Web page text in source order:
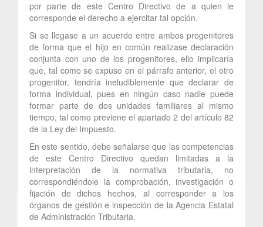
por parte de este Centro Directivo de a quien le
corresponde el derecho a ejercitar tal opción.
Si se llegase a un acuerdo entre ambos progenitores
de forma que el hijo en común realizase declaración
conjunta con uno de los progenitores, ello implicaría
que, tal como se expuso en el párrafo anterior, el otro
progenitor, tendría ineludiblemente que declarar de
forma individual, pues en ningún caso nadie puede
formar parte de dos unidades familiares al mismo
tiempo, tal como previene el apartado 2 del artículo 82
de la Ley del Impuesto.
En este sentido, debe señalarse que las competencias
de este Centro Directivo quedan limitadas a la
interpretación de la normativa tributaria, no
correspondiéndole la comprobación, investigación o
fijación de dichos hechos, al corresponder a los
órganos de gestión e inspección de la Agencia Estatal
de Administración Tributaria.